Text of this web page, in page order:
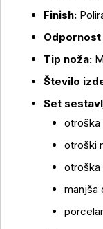
Finish:
Tip noža:
Število
Set
otroška
otroški
otroška
manjša